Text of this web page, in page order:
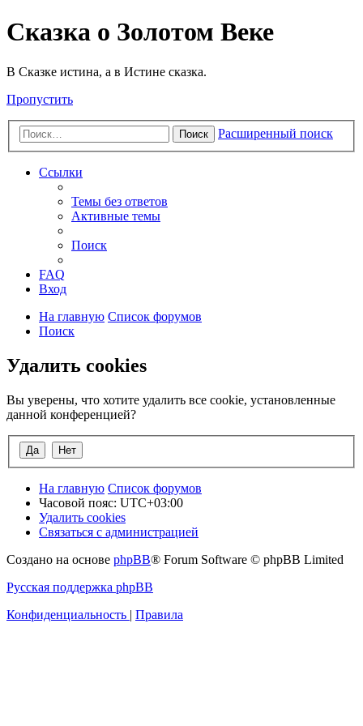
Сказка о Золотом Веке
В Сказке истина, а в Истине сказка.
Пропустить
Поиск Расширенный поиск
Ссылки
Темы без ответов
Активные темы
Поиск
FAQ
Вход
На главную Список форумов
Поиск
Удалить cookies
Вы уверены, что хотите удалить все cookie, установленные
данной конференцией?
На главную Список форумов
Часовой пояс: UTC+03:00
Удалить cookies
Связаться с администрацией
Создано на основе phpBB® Forum Software © phpBB Limited
Русская поддержка phpBB
Конфиденциальность | Правила